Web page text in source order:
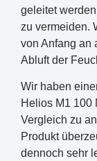
geleitet
zu vermeiden.
von Anfang an
Abluft der
Wir haben
Helios M1 100
Vergleich zu
Produkt
dennoch sehr